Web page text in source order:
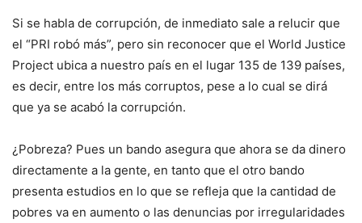
Si se habla de corrupción, de inmediato sale a relucir que
el “PRI robó más”, pero sin reconocer que el World Justice
Project ubica a nuestro país en el lugar 135 de 139 países,
es decir, entre los más corruptos, pese a lo cual se dirá
que ya se acabó la corrupción.
¿Pobreza? Pues un bando asegura que ahora se da dinero
directamente a la gente, en tanto que el otro bando
presenta estudios en lo que se refleja que la cantidad de
pobres va en aumento o las denuncias por irregularidades